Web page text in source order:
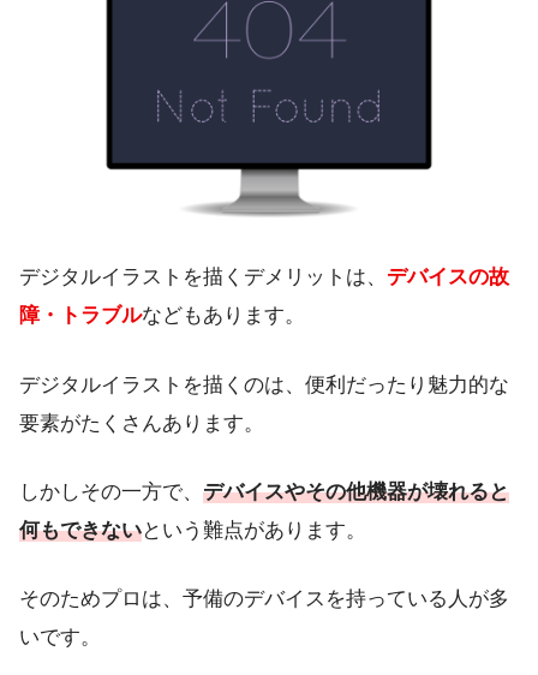
デジタルイラストを描くデメリットは、 デバイスの故
障・トラブルなどもあります。
デジタルイラストを描くのは、便利だったり魅力的な
要素がたくさんあります。
しかしその一方で、 デバイスやその他機器が壊れると
何もできないという難点があります。
そのためプロは、予備のデバイスを持っている人が多
いです。